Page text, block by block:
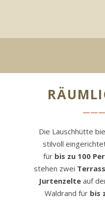
Die Lauschhütte
stilvoll
für bis zu 100
stehen zwei
Jurtenzelteauf
Waldrand für bis